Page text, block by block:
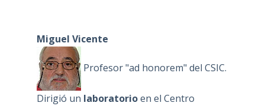
Miguel Vicente
Profesor "ad honorem" del CSIC.
Dirigió un laboratorioen el Centro